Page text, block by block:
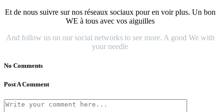
Et de nous suivre sur nos réseaux sociaux pour en voir plus. Un bon
WE à tous avec vos aiguilles
And follow us on our social networks to see more. A good We with
your needle
No Comments
Post A Comment